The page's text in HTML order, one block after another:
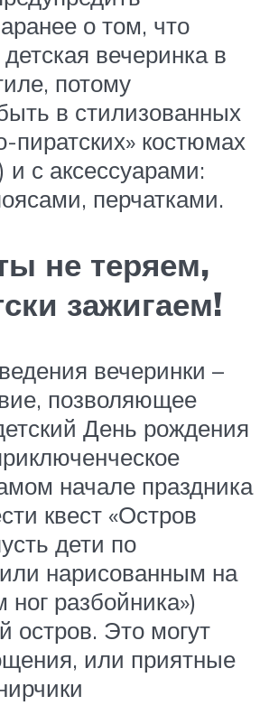
о том, что
вечеринка в
потому
в стилизованных
пиратских» костюмах
и с аксессуарами:
перчатками.
не теряем,
зажигаем!
вечеринки –
позволяющее
День рождения
начале праздника
квест «Остров
дети по
нарисованным на
ног разбойника»)
остров. Это могут
или приятные